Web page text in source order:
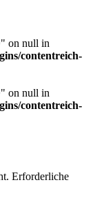
on null in
contentreich-
on null in
contentreich-
Erforderliche